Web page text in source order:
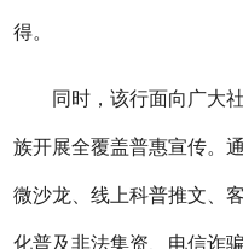
得。
同时，该行面向广大
族开展全覆盖普惠宣传。
微沙龙、线上科普推文、
化普及非法集资、电信诈